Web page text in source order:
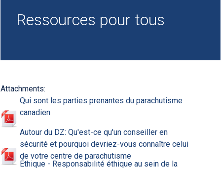
Ressources pour tous
Attachments:
Qui sont les parties prenantes du parachutisme
canadien
Autour du DZ: Qu'est-ce qu'un conseiller en
sécurité et pourquoi devriez-vous connaître celui
de votre centre de parachutisme
Éthique - Responsabilité éthique au sein de la